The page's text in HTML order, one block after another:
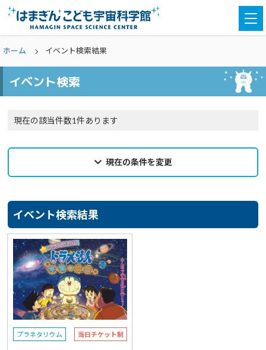
ホーム イベント検索結果
イベント検索
現在の該当件数1件あります
現在の条件を変更
カテゴリ
親子参加 選択なし
対象学年 どなたでも
予約 選択なし
参加費（入館料別途） 選択なし
イベント検索結果
プラネタリウム 当日チケット制